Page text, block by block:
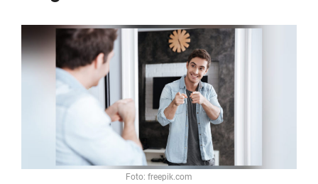
Foto: freepik.com